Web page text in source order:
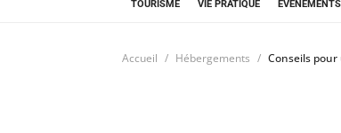
TOURISME VIE PRATIQUE ÉVÉNEMENTS
Accueil Hébergements Conseils